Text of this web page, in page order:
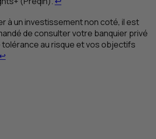
à un investissement non coté, il est
de consulter votre banquier privé
au risque et vos objectifs
↩Retour au renvoi 2